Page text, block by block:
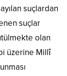
suçlardan
suçlar
olan
üzerine Millî